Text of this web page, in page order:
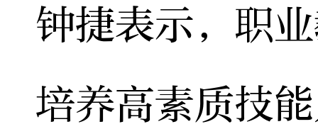
钟捷表示，职
培养高素质技